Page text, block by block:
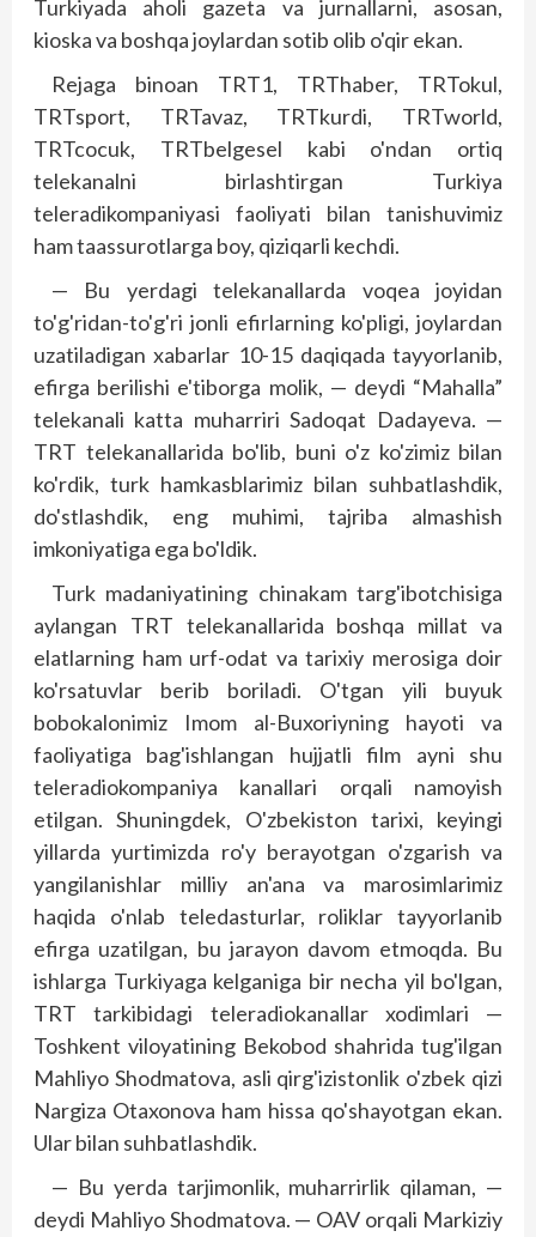
Turkiyada aholi gazeta va jurnallarni, asosan,
kioska va boshqa joylardan sotib olib o'qir ekan.
Rejaga binoan TRT1, TRThaber, TRTokul,
TRTsport, TRTavaz, TRTkurdi, TRTworld,
TRTcocuk, TRTbelgesel kabi o'ndan ortiq
telekanalni birlashtirgan Turkiya
teleradikompaniyasi faoliyati bilan tanishuvimiz
ham taassurotlarga boy, qiziqarli kechdi.
— Bu yerdagi telekanallarda voqea joyidan
to'g'ridan-to'g'ri jonli efirlarning ko'pligi, joylardan
uzatiladigan xabarlar 10-15 daqiqada tayyorlanib,
efirga berilishi e'tiborga molik, — deydi “Mahalla”
telekanali katta muharriri Sadoqat Dadayeva. —
TRT telekanallarida bo'lib, buni o'z ko'zimiz bilan
ko'rdik, turk hamkasblarimiz bilan suhbatlashdik,
do'stlashdik, eng muhimi, tajriba almashish
imkoniyatiga ega bo'ldik.
Turk madaniyatining chinakam tar­g'ibotchisiga
aylangan TRT telekanallarida boshqa millat va
elatlarning ham urf-odat va tarixiy merosiga doir
ko'rsatuvlar berib boriladi. O'tgan yili buyuk
bobokalonimiz Imom al-Buxoriyning hayoti va
faoliyatiga bag'ishlangan hujjatli film ayni shu
teleradiokompaniya kanallari orqali namoyish
etilgan. Shuningdek, O'zbekiston tarixi, keyingi
yillarda yurtimizda ro'y berayotgan o'zgarish va
yangilanishlar milliy an'ana va marosimlarimiz
haqida o'nlab teledasturlar, roliklar tayyorlanib
efirga uzatilgan, bu jarayon davom etmoqda. Bu
ishlarga Turkiyaga kelganiga bir necha yil bo'lgan,
TRT tarkibidagi teleradiokanallar xodimlari —
Toshkent viloyatining Bek­obod shahrida tug'ilgan
Mahliyo Shodmatova, asli qirg'izistonlik o'zbek qizi
Nargiza Otaxonova ham hissa qo'shayotgan ekan.
Ular bilan suhbatlashdik.
— Bu yerda tarjimonlik, muharrirlik qilaman, —
deydi Mahliyo Shodmatova. — OAV orqali Markiziy